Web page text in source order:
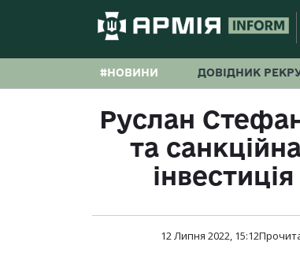
#НОВИНИ ДОВІДНИК
Руслан
та
12 Липня 2022, 15:12